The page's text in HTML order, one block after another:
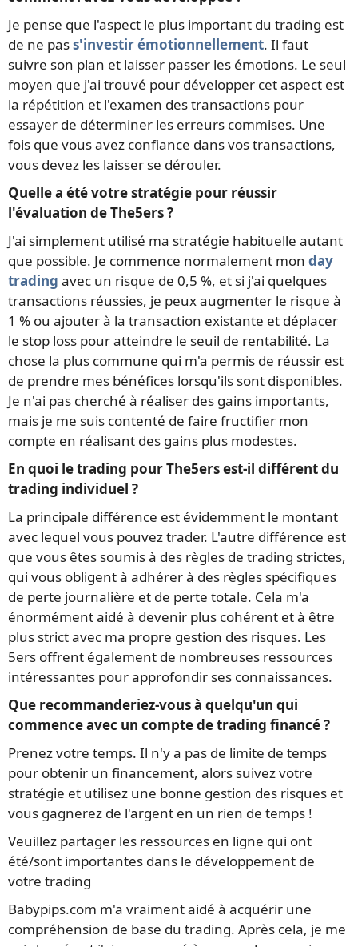
Je pense que l'aspect le plus important du trading est
de ne pass'investir émotionnellement. Il faut
suivre son plan et laisser passer les émotions. Le seul
moyen que j'ai trouvé pour développer cet aspect est
la répétition et l'examen des transactions pour
essayer de déterminer les erreurs commises. Une
fois que vous avez confiance dans vos transactions,
vous devez les laisser se dérouler.
Quelle a été votre stratégie pour réussir
l'évaluation de The5ers ?
J'ai simplement utilisé ma stratégie habituelle autant
que possible. Je commence normalement mon day
trading avec un risque de 0,5 %, et si j'ai quelques
transactions réussies, je peux augmenter le risque à
1 % ou ajouter à la transaction existante et déplacer
le stop loss pour atteindre le seuil de rentabilité. La
chose la plus commune qui m'a permis de réussir est
de prendre mes bénéfices lorsqu'ils sont disponibles.
Je n'ai pas cherché à réaliser des gains importants,
mais je me suis contenté de faire fructifier mon
compte en réalisant des gains plus modestes.
En quoi le trading pour The5ers est-il différent du
trading individuel ?
La principale différence est évidemment le montant
avec lequel vous pouvez trader. L'autre différence est
que vous êtes soumis à des règles de trading strictes,
qui vous obligent à adhérer à des règles spécifiques
de perte journalière et de perte totale. Cela m'a
énormément aidé à devenir plus cohérent et à être
plus strict avec ma propre gestion des risques. Les
5ers offrent également de nombreuses ressources
intéressantes pour approfondir ses connaissances.
Que recommanderiez-vous à quelqu'un qui
commence avec un compte de trading financé ?
Prenez votre temps. Il n'y a pas de limite de temps
pour obtenir un financement, alors suivez votre
stratégie et utilisez une bonne gestion des risques et
vous gagnerez de l'argent en un rien de temps !
Veuillez partager les ressources en ligne qui ont
été/sont importantes dans le développement de
votre trading
Babypips.com m'a vraiment aidé à acquérir une
compréhension de base du trading. Après cela, je me